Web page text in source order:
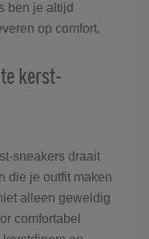
ben je altijd
op comfort.
kerst-
sneakers draait
die je outfit maken
alleen geweldig
comfortabel